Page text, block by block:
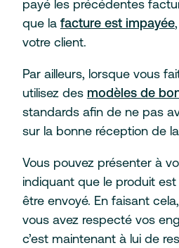
payé les précédentes
que la facture est impayée
votre client.
Par ailleurs, lorsque vous
utilisez des modèles de
standards afin de ne pas
sur la bonne réception de
Vous pouvez présenter à
indiquant que le produit
être envoyé. En faisant
vous avez respecté vos
c’est maintenant à lui de